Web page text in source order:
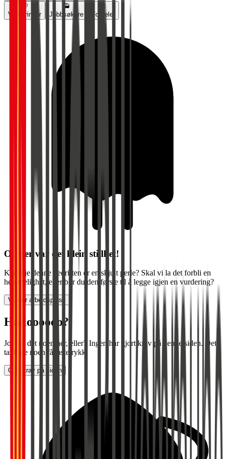
Vurderinger Jobbsøkere Fordeler
Oi, her var det klein stillhet!
Kanskje denne bedriften er en skjult perle? Skal vi la det forbli en
hemmelighet, eller blir du den første til å legge igjen en vurdering?
Vurder arbeidsplass
Halloooooo?
Jobber det noen her, eller? Ingen har gjort krav på denne siden. Det
tar bare noen få tastetrykk.
Gjør krav på siden